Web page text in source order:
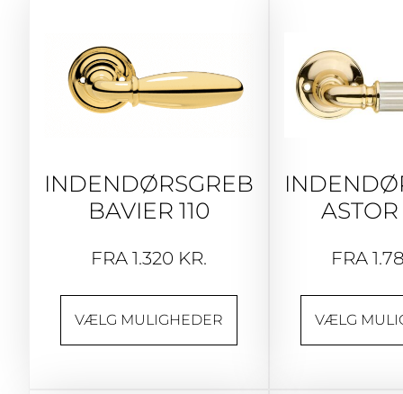
INDENDØRSGREB
BAVIER 110
FRA 1.320 KR.
VÆLG MULIGHEDER
ASTOR
FRA
VÆLG